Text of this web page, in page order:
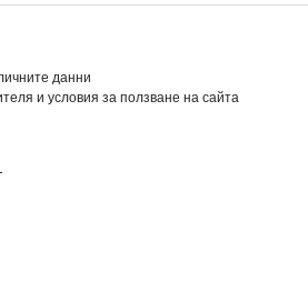
данни
и условия за ползване на сайта